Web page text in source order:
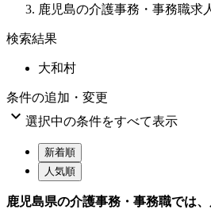
鹿児島の介護事務・事務職求
検索結果
大和村
条件の追加・変更
 選択中の条件をすべて表示
新着順
人気順
鹿児島県の介護事務・事務職では